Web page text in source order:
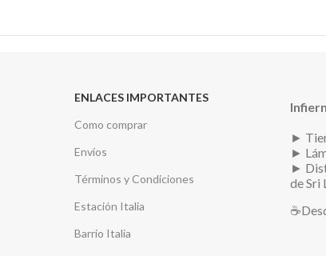
ENLACES IMPORTANTES
Como comprar
Envíos
Términos y Condiciones
Estación Italia
Barrio Italia
►
►
►
de Sri
☕